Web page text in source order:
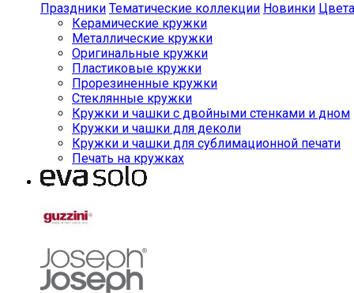
Праздники Тематические коллекции Новинки Цвета
Керамические кружки
Металлические кружки
Оригинальные кружки
Пластиковые кружки
Прорезиненные кружки
Стеклянные кружки
Кружки и чашки с двойными стенками и дном
Кружки и чашки для деколи
Кружки и чашки для сублимационной печати
Печать на кружках